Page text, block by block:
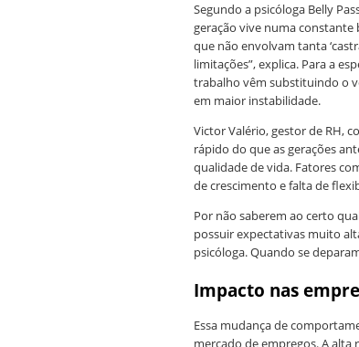
Segundo a psicóloga Belly
geração vive numa constante
que não envolvam tanta
limitações”, explica. Para a
trabalho vêm substituindo o
em maior instabilidade.
Victor Valério, gestor de RH,
rápido do que as gerações
qualidade de vida. Fatores
de crescimento e falta de
Por não saberem ao certo
possuir expectativas muito
psicóloga. Quando se
Impacto nas
Essa mudança de
mercado de empregos. A